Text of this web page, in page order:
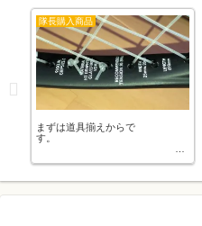
隊長購入商品
まずは道具揃えからで
す。